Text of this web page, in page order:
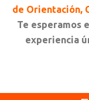
de Orientación,
Te esperamos
experiencia